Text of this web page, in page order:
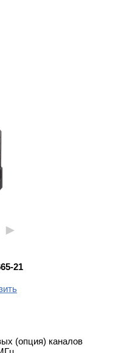
►
21
(опция) каналов